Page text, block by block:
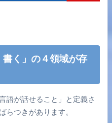
書く」の４領域が存
語が話せること」と定義さ
らつきがあります。